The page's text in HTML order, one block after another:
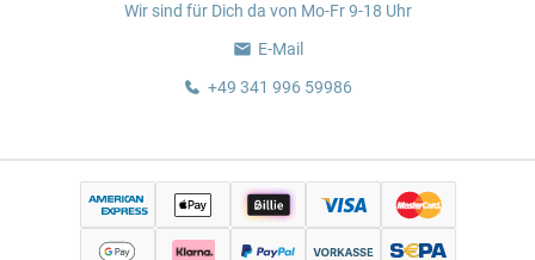
Wir sind für Dich da von Mo-Fr 9-18 Uhr
E-Mail
+49 341 996 59986